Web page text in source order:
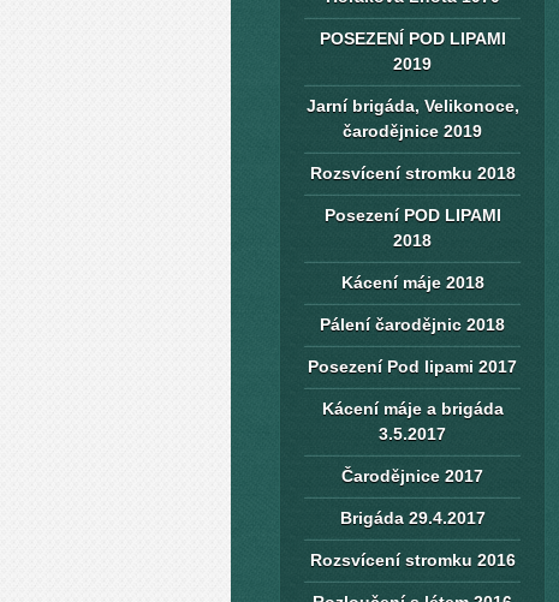
POSEZENÍ POD LIPAMI
2019
Jarní brigáda, Velikonoce,
čarodějnice 2019
Rozsvícení stromku 2018
Posezení POD LIPAMI
2018
Kácení máje 2018
Pálení čarodějnic 2018
Posezení Pod lipami 2017
Kácení máje a brigáda
3.5.2017
Čarodějnice 2017
Brigáda 29.4.2017
Rozsvícení stromku 2016